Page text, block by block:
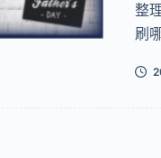
整
刷